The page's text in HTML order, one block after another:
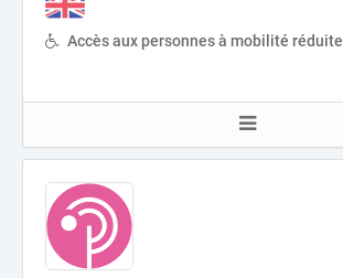
Accès aux personnes à mobilité réduite